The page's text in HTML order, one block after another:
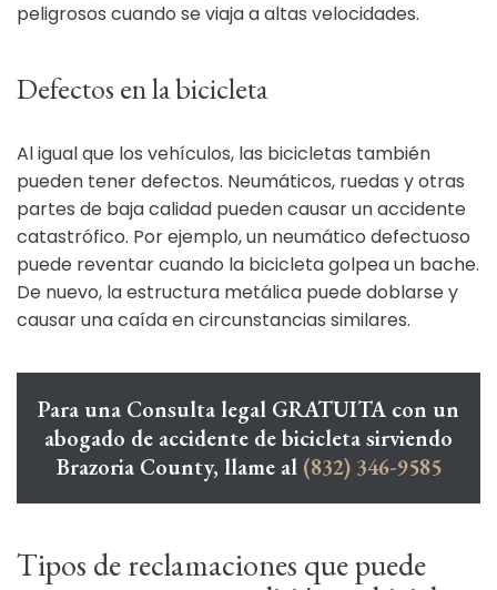
peligrosos cuando se viaja a altas velocidades.
Defectos en la bicicleta
Al igual que los vehículos, las bicicletas también
pueden tener defectos. Neumáticos, ruedas y otras
partes de baja calidad pueden causar un accidente
catastrófico. Por ejemplo, un neumático defectuoso
puede reventar cuando la bicicleta golpea un bache.
De nuevo, la estructura metálica puede doblarse y
causar una caída en circunstancias similares.
Para una Consulta legal GRATUITA con un
abogado de accidente de bicicleta sirviendo
Brazoria County, llame al (832) 346-9585
Tipos de reclamaciones que puede